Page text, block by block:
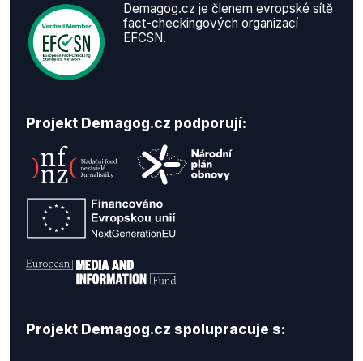
Demagog.cz je členem evropské sítě
fact-checkingových organizací
EFCSN.
Projekt Demagog.cz podporují:
Projekt Demagog.cz spolupracuje s: